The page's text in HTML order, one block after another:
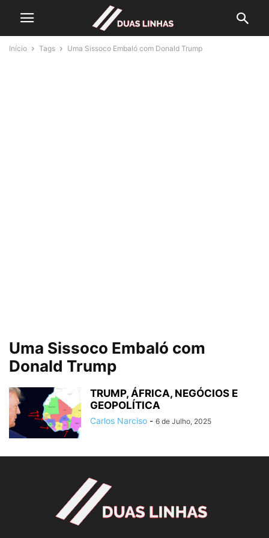
Início Tags Uma Sissoco Embaló com Donald Trump
Uma Sissoco Embaló com
Donald Trump
TRUMP, ÁFRICA, NEGÓCIOS E
GEOPOLÍTICA
Carlos Narciso - 6 de Julho, 2025